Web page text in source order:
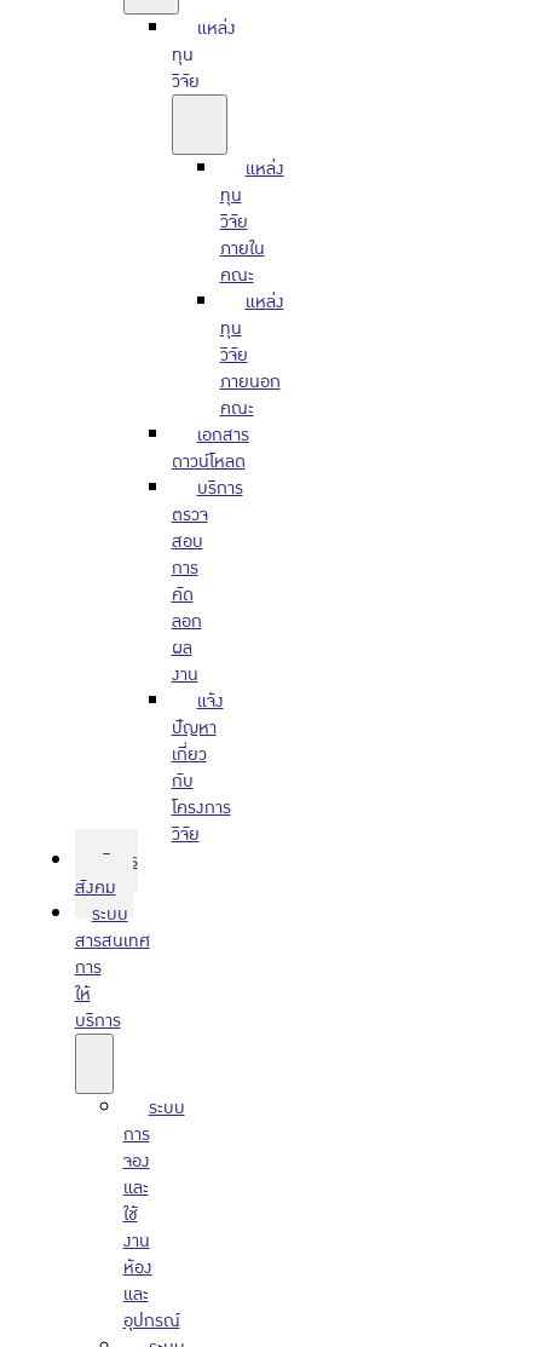
แหล่ง
ทุน
วิจัย
แหล่ง
ทุน
วิจัย
ภายใน
คณะ
แหล่ง
ทุน
วิจัย
ภายนอก
คณะ
เอกสาร
ดาวน์โหลด
บริการ
ตรวจ
สอบ
การ
คัด
ลอก
ผล
งาน
แจ้ง
ปัญหา
เกี่ยว
กับ
โครงการ
วิจัย
บริการ
สังคม
ระบบ
สารสนเทศ
การ
ให้
บริการ
ระบบ
การ
จอง
และ
ใช้
งาน
ห้อง
และ
อุปกรณ์